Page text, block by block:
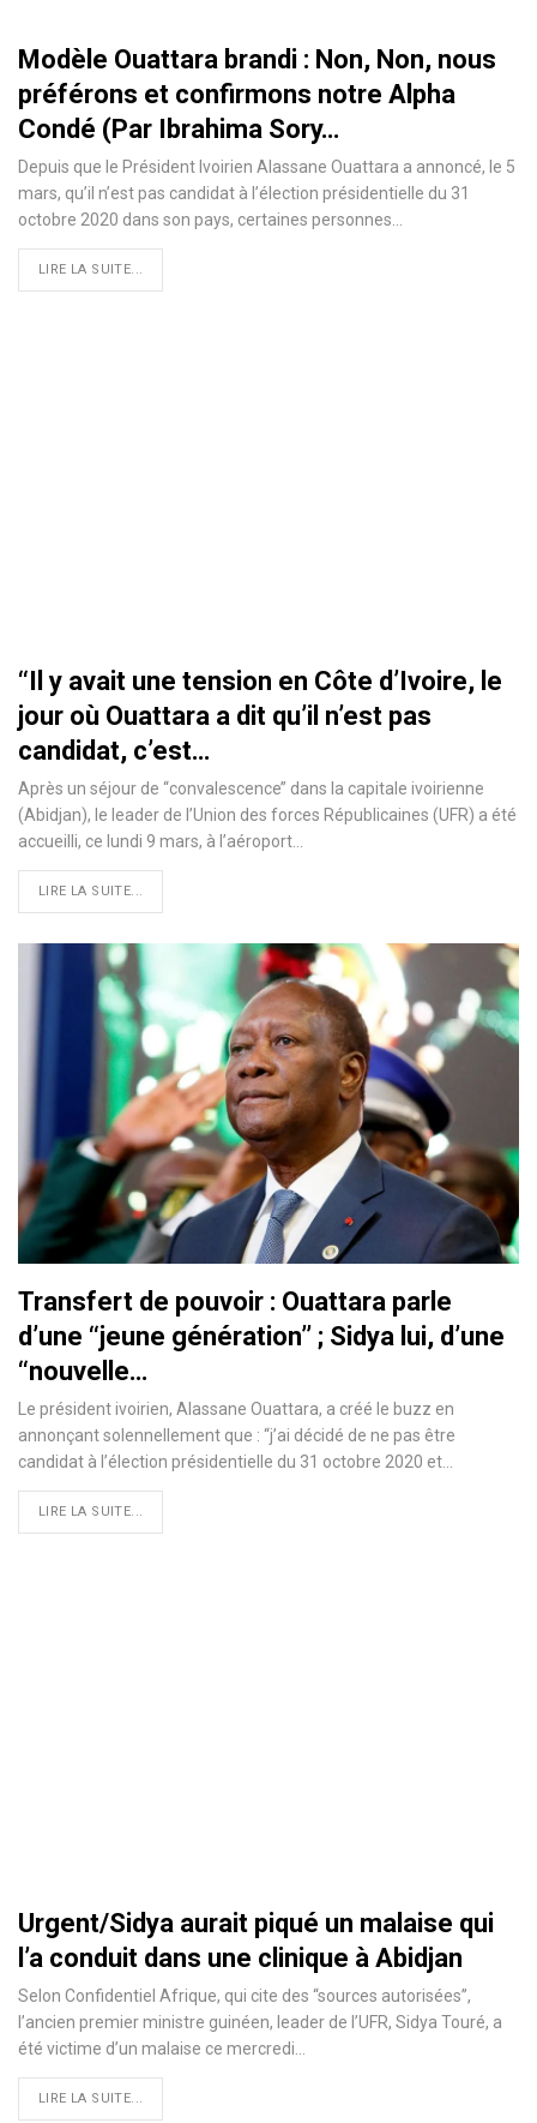
Modèle Ouattara brandi : Non, Non, nous
préférons et confirmons notre Alpha
Condé (Par Ibrahima Sory…
Depuis que le Président Ivoirien Alassane Ouattara a annoncé, le 5
mars, qu’il n’est pas candidat à l’élection présidentielle du 31
octobre 2020 dans son pays, certaines personnes
LIRE LA SUITE...
‘‘Il y avait une tension en Côte d’Ivoire, le
jour où Ouattara a dit qu’il n’est pas
candidat, c’est…
Après un séjour de ‘‘convalescence’’ dans la capitale ivoirienne
(Abidjan), le leader de l’Union des forces Républicaines (UFR) a été
accueilli, ce lundi 9 mars, à l’aéroport
LIRE LA SUITE...
Transfert de pouvoir : Ouattara parle
d’une ‘‘jeune génération’’ ; Sidya lui, d’une
‘‘nouvelle…
Le président ivoirien, Alassane Ouattara, a créé le buzz en
annonçant solennellement que : ‘‘j’ai décidé de ne pas être
candidat à l’élection présidentielle du 31 octobre 2020 et
LIRE LA SUITE...
Urgent/Sidya aurait piqué un malaise qui
l’a conduit dans une clinique à Abidjan
Selon Confidentiel Afrique, qui cite des ‘‘sources autorisées’’,
l’ancien premier ministre guinéen, leader de l’UFR, Sidya Touré, a
été victime d’un malaise ce mercredi
LIRE LA SUITE...